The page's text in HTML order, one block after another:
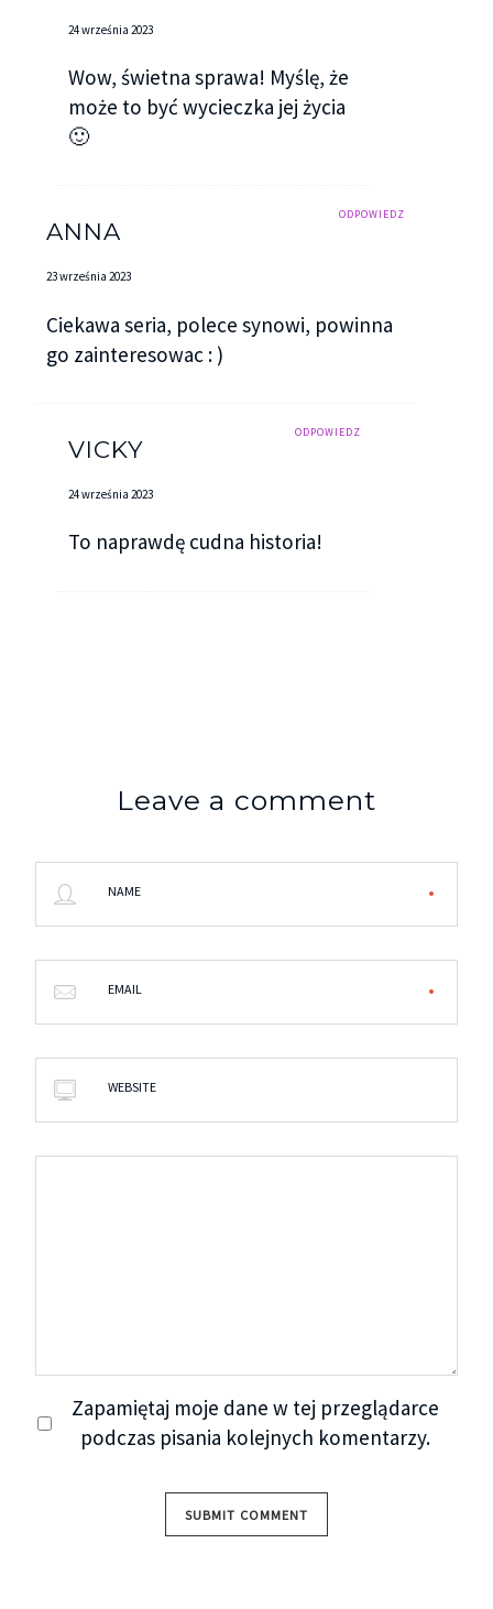
24 września 2023
Wow, świetna sprawa! Myślę, że
może to być wycieczka jej życia
🙂
ODPOWIEDZ
ANNA
23 września 2023
Ciekawa seria, polece synowi, powinna
go zainteresowac : )
ODPOWIEDZ
VICKY
24 września 2023
To naprawdę cudna historia!
Leave a comment
NAME
EMAIL
WEBSITE
Zapamiętaj moje dane w tej przeglądarce
podczas pisania kolejnych komentarzy.